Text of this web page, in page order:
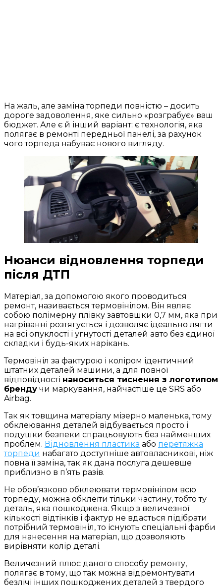
На жаль, але заміна торпеди повністю – досить
дороге задоволення, яке сильно «розграбує» ваш
бюджет. Але є й інший варіант: є технологія, яка
полягає в ремонті передньої панелі, за рахунок
чого торпеда набуває нового вигляду.
Нюанси відновлення торпеди
після ДТП
Матеріал, за допомогою якого проводиться
ремонт, називається термовінілом. Він являє
собою полімерну плівку завтовшки 0,7 мм, яка при
нагріванні розтягується і дозволяє ідеально лягти
на всі опуклості і угнутості деталей авто без єдиної
складки і будь-яких нарікань.
Термовініл за фактурою і коліром ідентичний
штатних деталей машини, а для повної
відповідності наноситься тиснення з логотипом
бренду чи маркування, найчастіше це SRS або
Airbag.
Так як товщина матеріалу мізерно маленька, тому
обклеювання деталей відбувається просто і
подушки безпеки спрацьовують без найменших
проблем. Відновлення пластика або перетяжка
торпеди набагато доступніше автовласникові, ніж
повна її заміна, так як дана послуга дешевше
приблизно в п’ять разів.
Не обов’язково обклеювати термовінілом всю
торпеду, можна обклеїти тільки частину, тобто ту
деталь, яка пошкоджена. Якщо з величезної
кількості відтінків і фактур не вдасться підібрати
потрібний термовініл, то існують спеціальні фарби
для нанесення на матеріал, що дозволяють
вирівняти колір деталі.
Величезний плюс даного способу ремонту,
полягає в тому, що так можна відремонтувати
безлічі інших пошкоджених деталей з твердого